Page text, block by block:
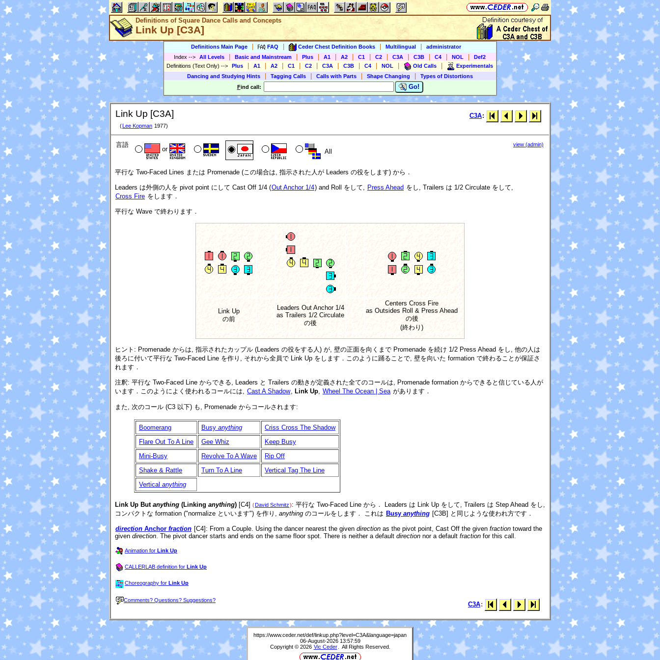
Definitions of Square Dance Calls and Concepts
Link Up [C3A]
Definitions Main Page FAQ Ceder Chest Definition Books Multilingual
administrator
Index --> All Levels Basic and Mainstream Plus A1 A2 C1 C2 C3A C3B C4 NOL
Def2
Definitions (Text Only) --> Plus A1 A2 C1 C2 C3A C3B C4 NOL Old Calls
Experimentals
Dancing and Studying Hints
Tagging Calls Calls with Parts Shape Changing
Types of Distortions
Find call: Go!
Link Up [C3A]
( Lee Kopman 1977)
C3A:
言語
or All
view (admin)
平行な Two-Faced Lines または Promenade (この場合は, 指示された人が Leaders の役をします) から．
Leaders は外側の人を pivot point にして Cast Off 1/4 (Out Anchor 1/4) and Roll をして, Press Ahead をし, Trailers は 1/2 Circulate をして,
Cross Fire をします．
平行な Wave で終わります．
Link Up
の前
Leaders Out Anchor 1/4
as Trailers 1/2 Circulate
の後
Centers Cross Fire
as Outsides Roll & Press Ahead
の後
(終わり)
ヒント: Promenade からは, 指示されたカップル (Leaders の役をする人) が, 壁の正面を向くまで Promenade を続け 1/2 Press Ahead をし, 他の人は
後ろに付いて平行な Two-Faced Line を作り, それから全員で Link Up をします．このように踊ることで, 壁を向いた formation で終わることが保証さ
れます．
注釈: 平行な Two-Faced Line からできる, Leaders と Trailers の動きが定義された全てのコールは, Promenade formation からできると信じている人が
います．このようによく使われるコールには, Cast A Shadow, Link Up, Wheel The Ocean | Sea があります．
また, 次のコール (C3 以下) も, Promenade からコールされます:
Boomerang Busy anything
Criss Cross The Shadow
Flare Out To A Line
Gee Whiz
Keep Busy
Mini-Busy
Revolve To A Wave
Rip Off
Shake & Rattle
Turn To A Line
Vertical Tag The Line
Vertical anything
Link Up But anything (Linking anything) [C4] ( David Schmitz): 平行な Two-Faced Line から． Leaders は Link Up をして, Trailers は Step Ahead をし,
コンパクトな formation ("normalize といいます") を作り, anything のコールをします． これは Busy anything [C3B] と同じような使われ方です．
direction Anchor fraction [C4]: From a Couple. Using the dancer nearest the given direction as the pivot point, Cast Off the given fraction toward the
given direction . The pivot dancer starts and ends on the same floor spot. There is neither a default direction nor a default fraction for this call.
Animation for Link Up
CALLERLAB definition for Link Up
Choreography for Link Up
Comments? Questions? Suggestions?
C3A:
https://www.ceder.net/def/linkup.php?level=C3A&language=japan
06-August-2026 13:57:59
Copyright © 2026 Vic Ceder . All Rights Reserved.